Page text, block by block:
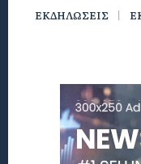
ΕΚΔΗΛΩΣΕΙΣ